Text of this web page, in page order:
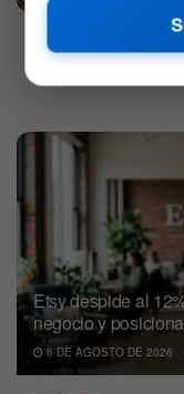
Etsy despide al
negocio y
6 DE AGOSTO DE 2026